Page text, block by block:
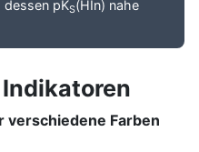
dessen pKS(HIn) nahe
verschiedene Farben